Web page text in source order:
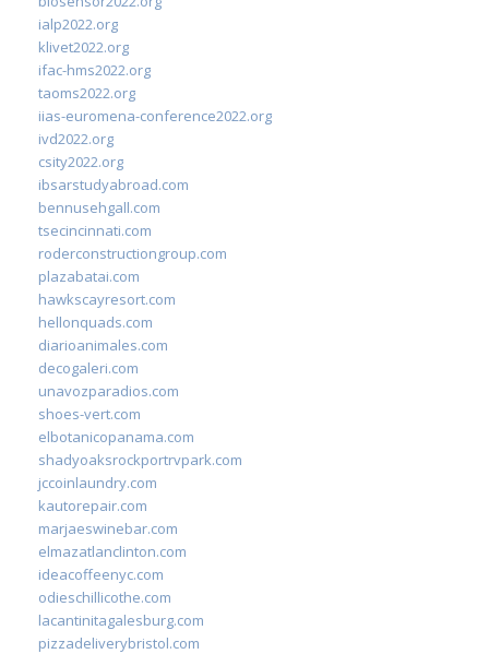
ialp2022.org
klivet2022.org
ifac-hms2022.org
taoms2022.org
iias-euromena-conference2022.org
ivd2022.org
csity2022.org
ibsarstudyabroad.com
bennusehgall.com
tsecincinnati.com
roderconstructiongroup.com
plazabatai.com
hawkscayresort.com
hellonquads.com
diarioanimales.com
decogaleri.com
unavozparadios.com
shoes-vert.com
elbotanicopanama.com
shadyoaksrockportrvpark.com
jccoinlaundry.com
kautorepair.com
marjaeswinebar.com
elmazatlanclinton.com
ideacoffeenyc.com
odieschillicothe.com
lacantinitagalesburg.com
pizzadeliverybristol.com